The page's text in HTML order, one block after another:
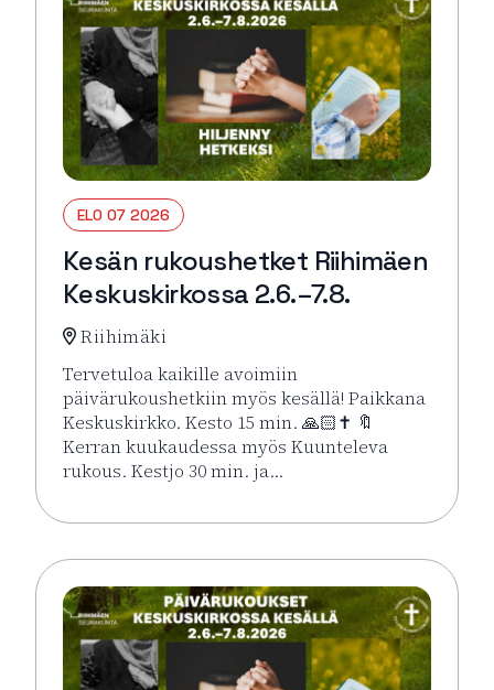
ELO 07 2026
Kesän rukoushetket Riihimäen
Keskuskirkossa 2.6.–7.8.
Riihimäki
Tervetuloa kaikille avoimiin
päivärukoushetkiin myös kesällä! Paikkana
Keskuskirkko. Kesto 15 min. 🙏🏻✝️ 🔖
Kerran kuukaudessa myös Kuunteleva
rukous. Kestjo 30 min. ja…
Lue lisää tapahtumasta Kesän rukoushetket